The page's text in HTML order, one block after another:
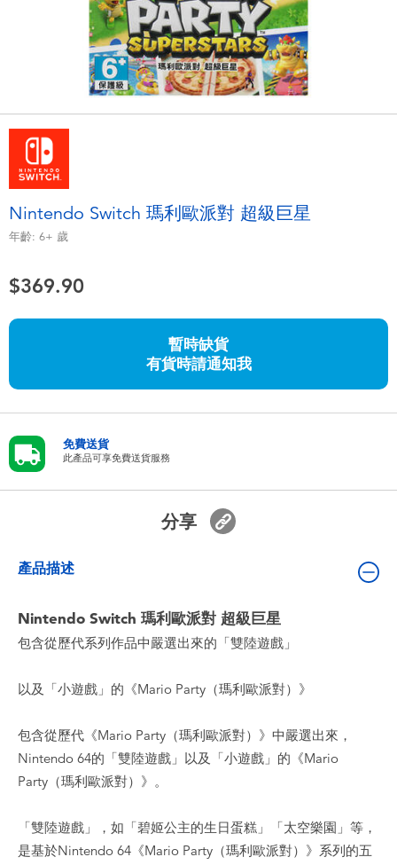
遊戲及拼圖系列
益智學習玩具
戶外及運動用品
派對用品
角色扮演及造型系列
毛毛公仔玩具
生活精品
LEGO樂高
LeapFrog跳跳蛙
Fuggler
Tomica多美
Globber高樂寶
Nintendo Switch 瑪利歐派對 超級巨星
年齡: 6+ 歲
$369.90
暫時缺貨
有貨時請通知我
免費送貨
此產品可享免費送貨服務
分享
產品描述
Nintendo Switch 瑪利歐派對 超級巨星
包含從歷代系列作品中嚴選出來的「雙陸遊戲」
以及「小遊戲」的《Mario Party（瑪利歐派對）》
包含從歷代《Mario Party（瑪利歐派對）》中嚴選出來，
Nintendo 64的「雙陸遊戲」以及「小遊戲」的《Mario
Party（瑪利歐派對）》。
「雙陸遊戲」，如「碧姬公主的生日蛋糕」「太空樂園」等，
是基於Nintendo 64《Mario Party（瑪利歐派對）》系列的五